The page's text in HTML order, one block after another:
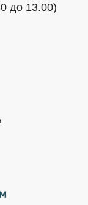
до 13.00)